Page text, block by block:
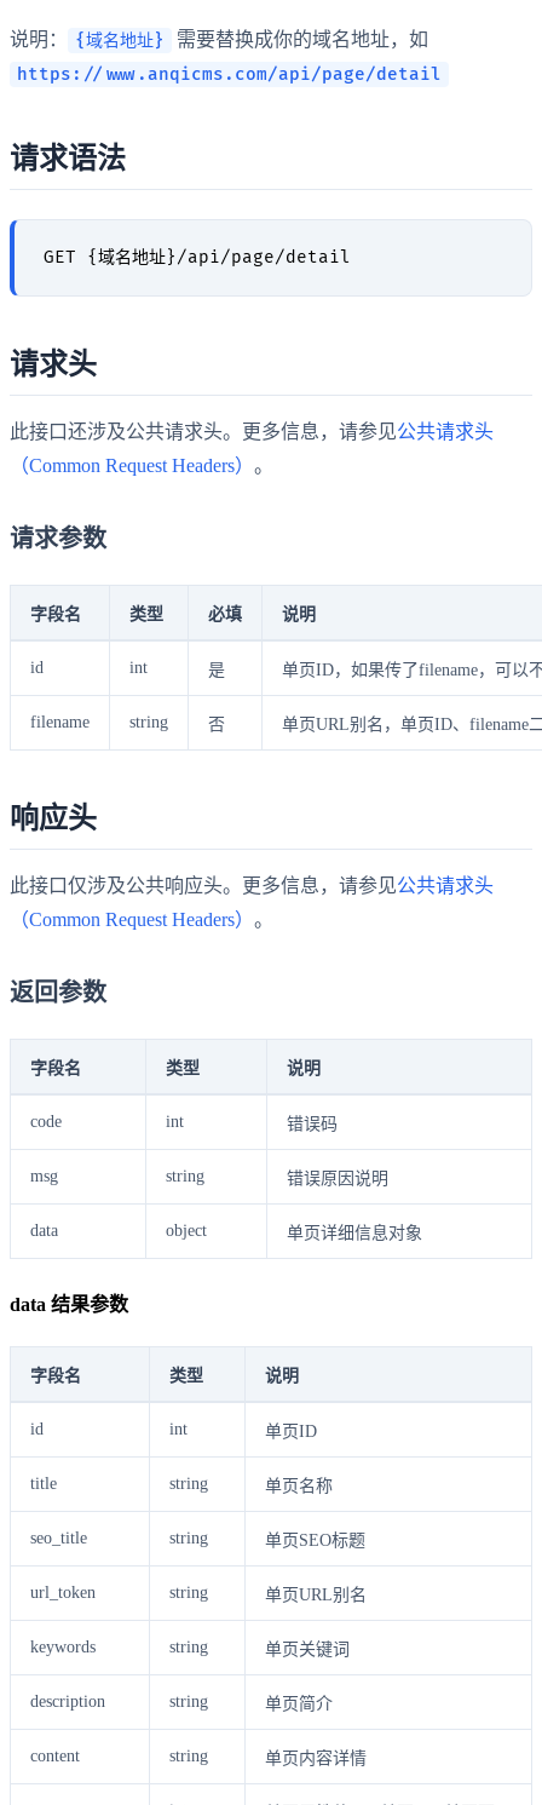
说明： {域名地址}
需要替换成你的域名地址，如
https://www.anqicms.com/api/page/detail
请求语法
请求头
此接口还涉及公共请求头。更多信息，请参见公共请求头
（Common Request Headers） 。
请求参数
字段名 类型 必填 说明
id int 是 单页ID，如果传了filename，可以
filename string 否 单页URL别名，单页ID、filename
响应头
此接口仅涉及公共响应头。更多信息，请参见公共请求头
（Common Request Headers） 。
返回参数
字段名 类型 说明
code int 错误码
msg string 错误原因说明
data object 单页详细信息对象
data 结果参数
字段名 类型 说明
id int 单页ID
title string 单页名称
seo_title string 单页SEO标题
url_token string 单页URL别名
keywords string 单页关键词
description string 单页简介
content string 单页内容详情